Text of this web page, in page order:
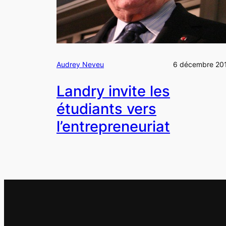
Audrey Neveu 6 décembre
Landry invite les
étudiants vers
l’entrepreneuriat